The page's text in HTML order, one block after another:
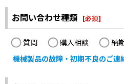
お問い合わせ種類 [必須]
質問 購入相談 納
機械製品の故障・初期不良のご連